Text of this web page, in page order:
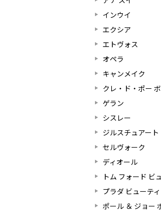
インウイ
エクシア
エトヴォス
オペラ
キャンメイク
クレ・ド・ポー
ゲラン
シスレー
ジルスチュアート
セルヴォーク
ディオール
トム フォード ビ
プラダ ビューティ
ポール ＆ ジョー